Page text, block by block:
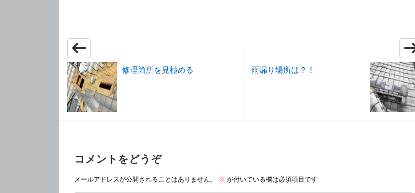
修理箇所を見極める 雨漏り場所は？！
コメントをどうぞ
メールアドレスが公開されることはありません。 ※ が付いている欄は必須項目です